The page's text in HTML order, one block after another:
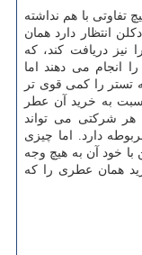
تفاوتی با هم نداشته
انتظار دارد همان
نیز دریافت کند، که
انجام می دهند اما
تستر را کمی قوی تر
به خرید آن عطر
هر شرکتی می تواند
دارد. اما چیزی
خود آن به هیچ وجه
همان عطری را که